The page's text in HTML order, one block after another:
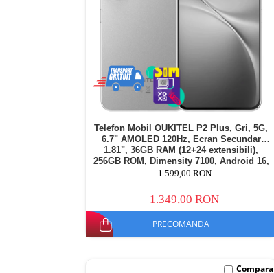
Telefon Mobil OUKITEL P2 Plus, Gri, 5G,
6.7" AMOLED 120Hz, Ecran Secundar
1.81", 36GB RAM (12+24 extensibili),
256GB ROM, Dimensity 7100, Android 16,
NFC, eSIM, WiFi 6, 5000mAh, 45W, Dual
1.599,00 RON
1.349,00 RON
PRECOMANDA
Compara